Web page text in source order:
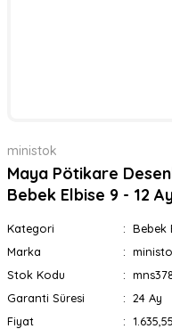
ministok
Maya Pötikare
Bebek Elbise 9 - 12
Kategori
Bebek
Marka
Stok Kodu
Garanti Süresi
24 Ay
Fiyat